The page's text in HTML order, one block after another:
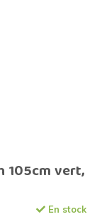
105cm vert,
En stock